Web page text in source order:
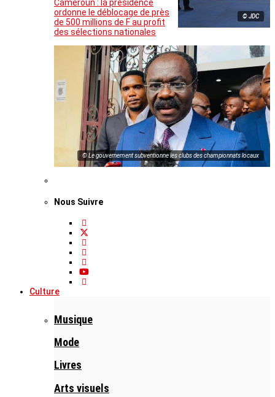
© JDC
Cameroun : la présidence
ordonne le déblocage de près
de 500 millions de F au profit
des sélections nationales
© Le gouvernement subventionne les clubs des championnats locaux
Nous Suivre
Culture
Musique
Mode
Livres
Arts visuels